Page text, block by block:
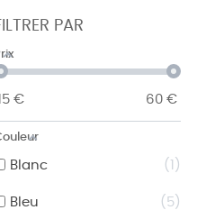
PAR
15 € 60 €
Blanc
Bleu 5